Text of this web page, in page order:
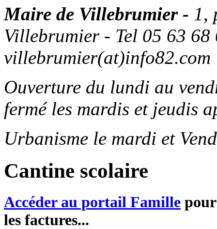
Maire de Villebrumier - 1,
Villebrumier - Tel 05 63
villebrumier(at)info82.com
Ouverture du lundi au
fermé les mardis et jeudis
Urbanisme le mardi et
Cantine scolaire
Accéder au portail Famille
les factures...